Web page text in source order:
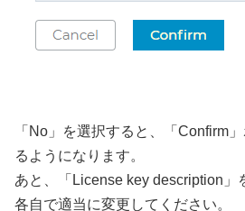
「No」を選択すると、「Confirm
るようになります。
あと、「License key description」
各自で適当に変更してください。